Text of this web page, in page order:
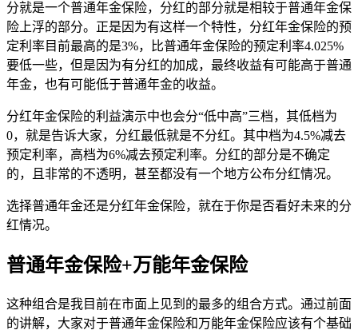
分就是一个普通年金保险，分红的部分就是相较于普通年金保
险上浮的部分。正是因为有这样一个特性，分红年金保险的预
定利率目前最高的是3%，比普通年金保险的预定利率4.025%
要低一些，但是因为有分红的加成，最终收益有可能高于普通
年金，也有可能低于普通年金的收益。
分红年金保险的利益演示中也会分“低中高”三档，其低档为
0，就是告诉大家，分红最低就是不分红。其中档为4.5%减去
预定利率，高档为6%减去预定利率。分红的部分是不确定
的，且非常的不透明，甚至都没有一个地方公布分红情况。
选择普通年金还是分红年金保险，就在于你是否看好未来的分
红情况。
普通年金保险+万能年金保险
这种组合是我目前在市面上见到的最多的组合方式。通过前面
的讲解，大家对于普通年金保险和万能年金保险应该有个基础